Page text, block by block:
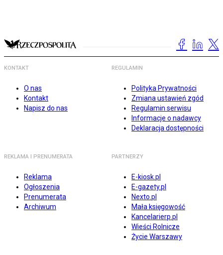
KONTAKT
O nas
Kontakt
Napisz do nas
REGULAMIN
Polityka Prywatności
Zmiana ustawień zgód
Regulamin serwisu
Informacje o nadawcy
Deklaracja dostępności
REKLAMA I PRENUMERATA
Reklama
Ogłoszenia
Prenumerata
Archiwum
PARTNERZY
E-kiosk.pl
E-gazety.pl
Nexto.pl
Mała księgowość
Kancelarierp.pl
Wieści Rolnicze
Życie Warszawy